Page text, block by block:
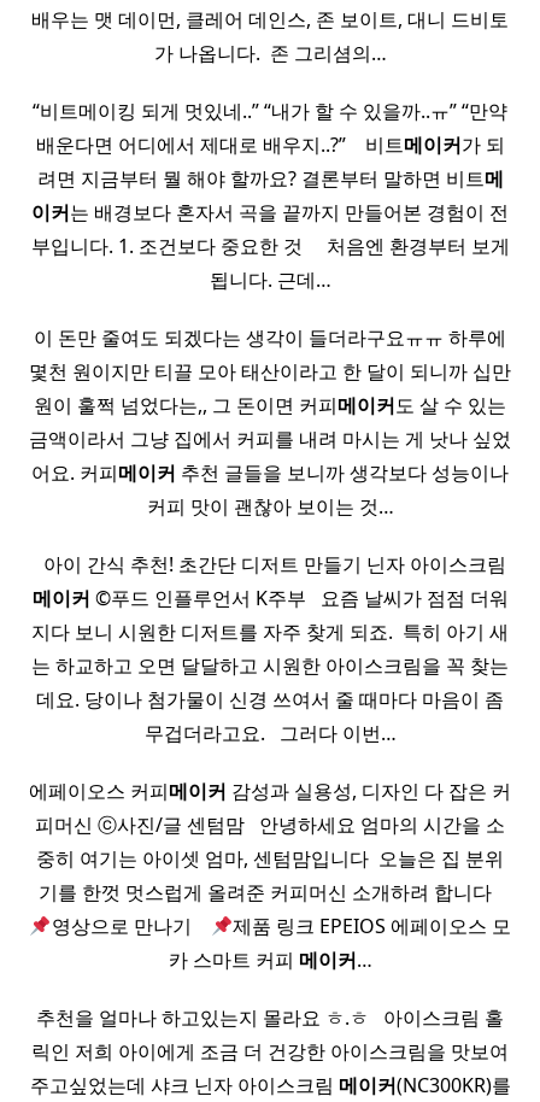
배우는 맷 데이먼, 클레어 데인스, 존 보이트, 대니 드비토
가 나옵니다. ​ 존 그리셤의…
“비트메이킹 되게 멋있네..” “내가 할 수 있을까..ㅠ” “만약
배운다면 어디에서 제대로 배우지..?” ​ ​ ​ 비트메이커가 되
려면 지금부터 뭘 해야 할까요? 결론부터 말하면 비트메
이커는 배경보다 혼자서 곡을 끝까지 만들어본 경험이 전
부입니다. 1. 조건보다 중요한 것 ​ ​ ​ ​ 처음엔 환경부터 보게
됩니다. 근데…
이 돈만 줄여도 되겠다는 생각이 들더라구요ㅠㅠ 하루에
몇천 원이지만 티끌 모아 태산이라고 한 달이 되니까 십만
원이 훌쩍 넘었다는,, 그 돈이면 커피메이커도 살 수 있는
금액이라서 그냥 집에서 커피를 내려 마시는 게 낫나 싶었
어요. 커피메이커 추천 글들을 보니까 생각보다 성능이나
커피 맛이 괜찮아 보이는 것…
​ ​ 아이 간식 추천! 초간단 디저트 만들기 닌자 아이스크림
메이커 ©푸드 인플루언서 K주부 ​ ​ 요즘 날씨가 점점 더워
지다 보니 시원한 디저트를 자주 찾게 되죠. ​ 특히 아기 새
는 하교하고 오면 달달하고 시원한 아이스크림을 꼭 찾는
데요. 당이나 첨가물이 신경 쓰여서 줄 때마다 마음이 좀
무겁더라고요. ​ ​ 그러다 이번…
에페이오스 커피메이커 감성과 실용성, 디자인 다 잡은 커
피머신 ⓒ사진/글 센텀맘 ​ ​ 안녕하세요 엄마의 시간을 소
중히 여기는 아이셋 엄마, 센텀맘입니다 ​ 오늘은 집 분위
기를 한껏 멋스럽게 올려준 커피머신 소개하려 합니다 ​ ​
영상으로 만나기 ​ ​ ​
제품 링크 EPEIOS 에페이오스 모
카 스마트 커피 메이커…
추천을 얼마나 하고있는지 몰라요 ㅎ.ㅎ ​ ​ 아이스크림 홀
릭인 저희 아이에게 조금 더 건강한 아이스크림을 맛보여
주고싶었는데 샤크 닌자 아이스크림 메이커(NC300KR)를